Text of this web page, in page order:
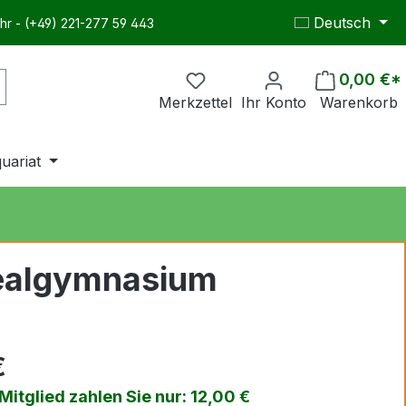
- (+49) 221-277 59 443 Deutsch
Merkzettel Ihr Konto
0,00 €*
Warenkorb
zahlen Sie nur: 12,00 €